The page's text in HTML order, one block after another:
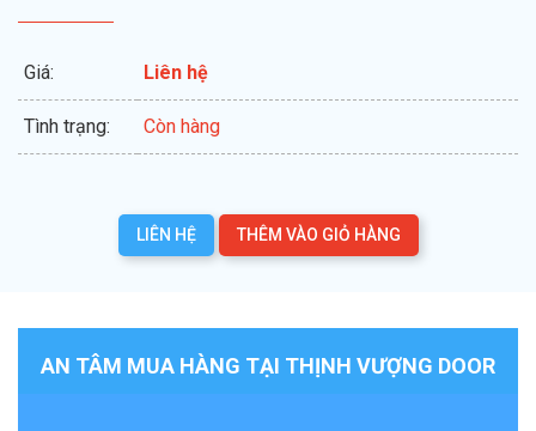
Giá: Liên hệ
Tình trạng: Còn hàng
LIÊN HỆ THÊM VÀO GIỎ HÀNG
AN TÂM MUA HÀNG TẠI THỊNH VƯỢNG DOOR